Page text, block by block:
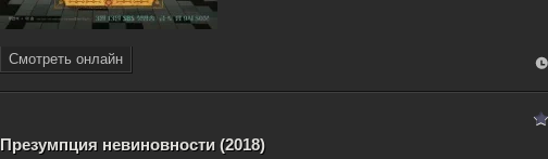
Смотреть онлайн
Презумпция невиновности (2018)